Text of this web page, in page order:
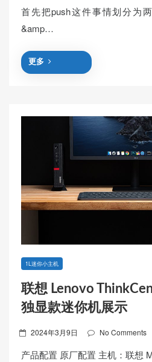
首先把push这件事情划分为
&amp…
更多
1L迷你小主机
联想 Lenovo
独显款迷你机展示
Posted
2024年3月9日 No Comments
产品配置 原厂配置 主机：联想